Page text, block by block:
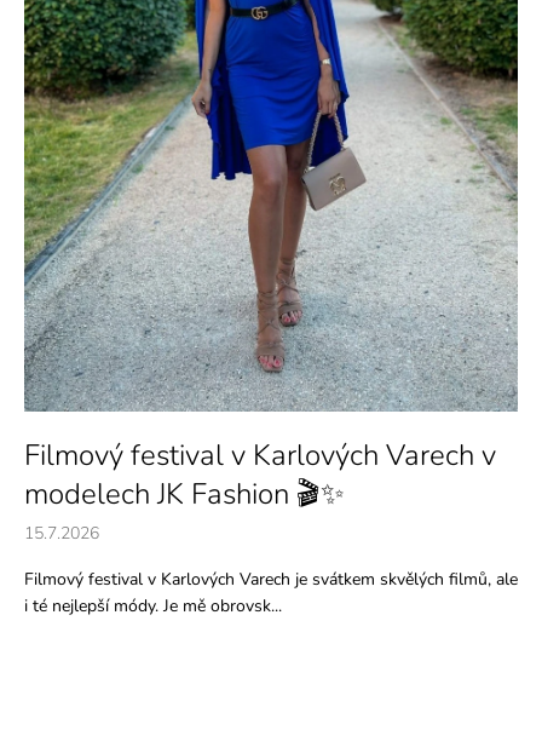
Filmový festival v Karlových Varech v
modelech JK Fashion 🎬✨
15.7.2026
Filmový festival v Karlových Varech je svátkem skvělých filmů, ale
i té nejlepší módy. Je mě obrovsk...
a
j
í
t
?
HLEDAT
D
o
p
o
r
u
č
u
j